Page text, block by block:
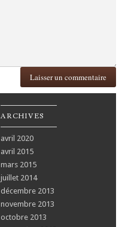
ARCHIVES
avril 2020
avril 2015
mars 2015
juillet 2014
décembre 2013
novembre 2013
octobre 2013